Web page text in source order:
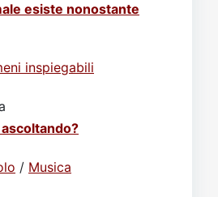
esiste nonostante
inspiegabili
/ Musica